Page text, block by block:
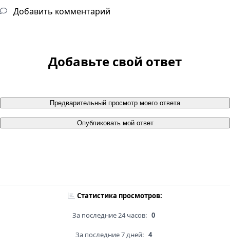
Добавить комментарий
Добавьте свой ответ
Предварительный просмотр моего ответа
Опубликовать мой ответ
Статистика просмотров:
За последние 24 часов: 0
За последние 7 дней: 4